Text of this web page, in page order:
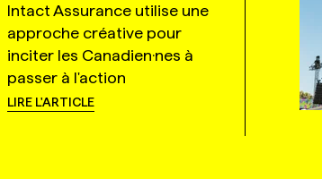
Intact Assurance utilise une
approche créative pour
inciter les Canadien·nes à
passer à l'action
LIRE L'ARTICLE